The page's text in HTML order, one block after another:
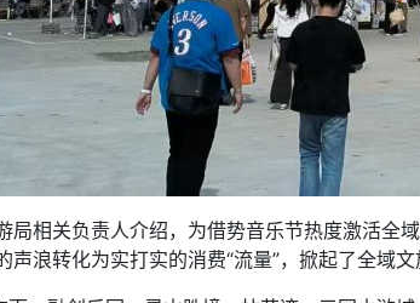
关负责人介绍，为借势音乐节热度激活全域
声浪转化为实打实的消费“流量”，掀起了全域文